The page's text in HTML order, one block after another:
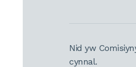
Nid yw
cynnal.